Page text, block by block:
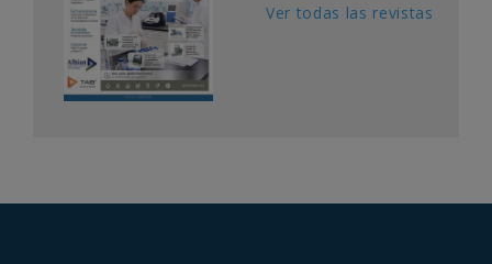
Ver todas las revistas